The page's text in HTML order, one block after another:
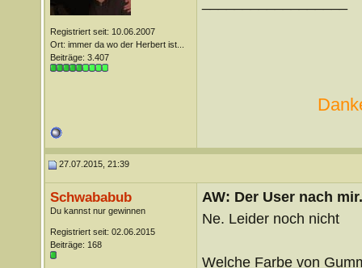
Registriert seit: 10.06.2007
Ort: immer da wo der Herbert ist...
Beiträge: 3.407
27.07.2015, 21:39
Schwababub
Du kannst nur gewinnen
Registriert seit: 02.06.2015
Beiträge: 168
AW: Der User nach
Ne. Leider noch nicht
Welche Farbe von